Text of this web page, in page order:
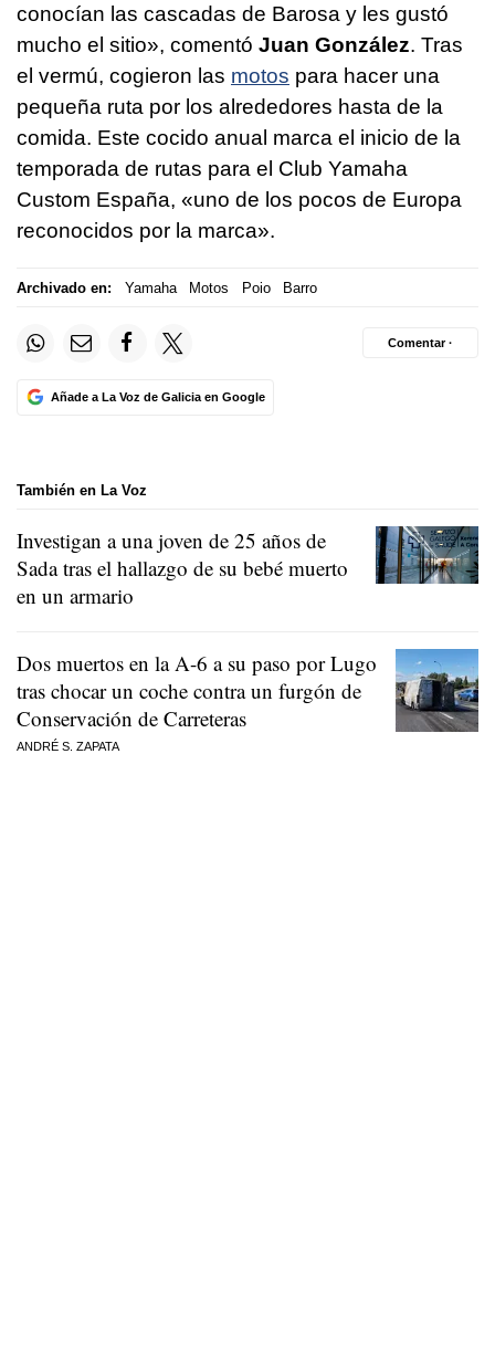
conocían las cascadas de Barosa y les gustó
mucho el sitio», comentó Juan González. Tras
el vermú, cogieron las motos para hacer una
pequeña ruta por los alrededores hasta de la
comida. Este cocido anual marca el inicio de la
temporada de rutas para el Club Yamaha
Custom España, «uno de los pocos de Europa
reconocidos por la marca».
Archivado en: Yamaha Motos Poio Barro
Añade a La Voz de Galicia en Google
Comentar ·
También en La Voz
Investigan a una joven de 25 años de
Sada tras el hallazgo de su bebé muerto
en un armario
Dos muertos en la A-6 a su paso por Lugo
tras chocar un coche contra un furgón de
Conservación de Carreteras
ANDRÉ S. ZAPATA